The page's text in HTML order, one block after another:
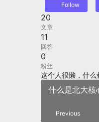
Follow
20
文章
11
回答
0
粉丝
这个人很懒，什么
什么是北大核
Previous